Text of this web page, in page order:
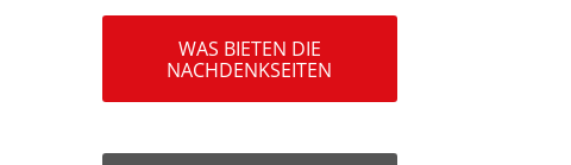
WAS BIETEN DIE
NACHDENKSEITEN